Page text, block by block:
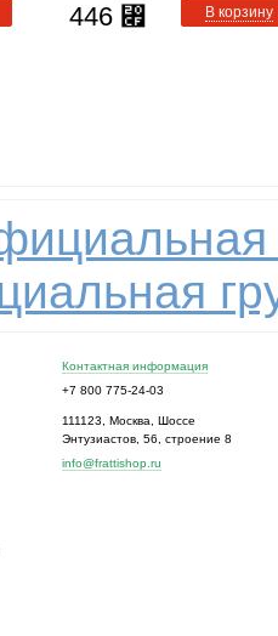
446 ⃏ В корзину
Контактная информация
+7 800 775-24-03
111123 Москва
Шоссе
Энтузиастов, 56, строение 8
info@frattishop.ru